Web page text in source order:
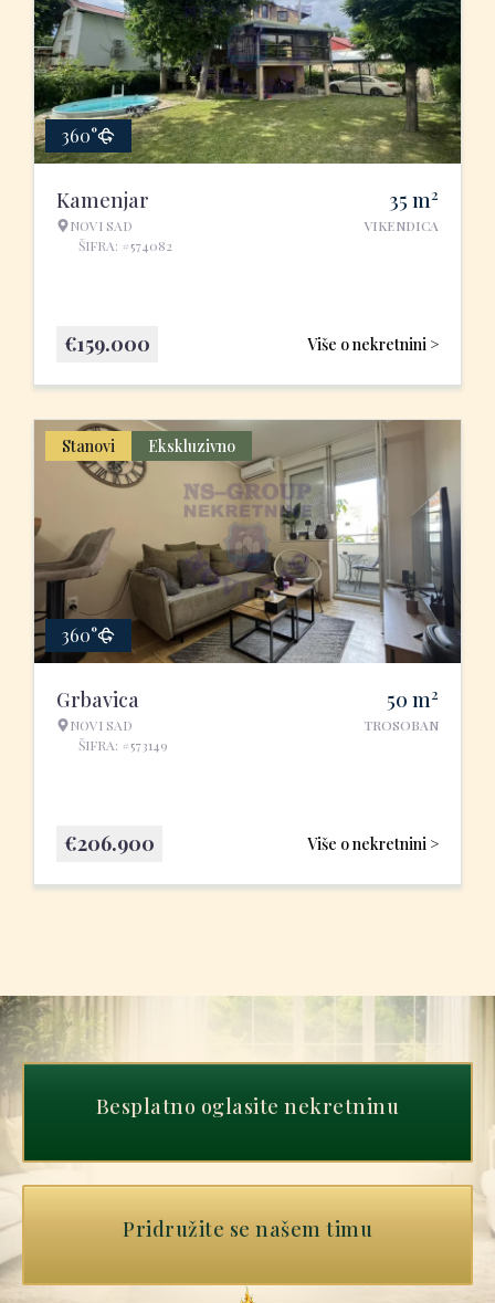
360°
Kamenjar
NOVI SAD
ŠIFRA: #574082
35 m2
VIKENDICA
Više o nekretnini >
€159.000
Stanovi Ekskluzivno
360°
Grbavica
NOVI SAD
ŠIFRA: #573149
50 m2
TROSOBAN
Više o nekretnini >
€206.900
Besplatno oglasite nekretninu
Pridružite se našem timu